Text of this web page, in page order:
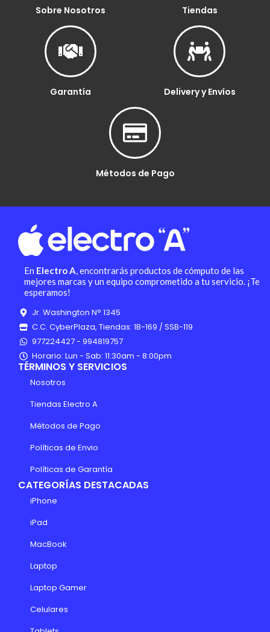
Sobre Nosotros Tiendas
Garantía Delivery y Envíos
Métodos de Pago
En Electro A, encontrarás productos de cómputo de las
mejores marcas y un equipo comprometido a tu servicio. ¡Te
esperamos!
Jr. Washington N° 1345
C.C. CyberPlaza, Tiendas: 1B-169 / SSB-119
977224427 - 994819757
Horario: Lun - Sab: 11:30am - 8:00pm
TÉRMINOS Y SERVICIOS
Nosotros
Tiendas Electro A
Métodos de Pago
Políticas de Envio
Políticas de Garantía
CATEGORÍAS DESTACADAS
iPhone
iPad
MacBook
Laptop
Laptop Gamer
Celulares